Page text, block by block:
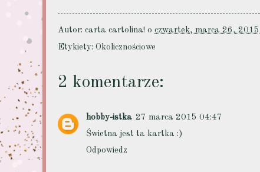
Autor: carta cartolina! o czwartek, marca 26, 2015
Etykiety: Okolicznościowe
2 komentarze:
hobby-istka 27 marca 2015 04:47
Świetna jest ta kartka :)
Odpowiedz